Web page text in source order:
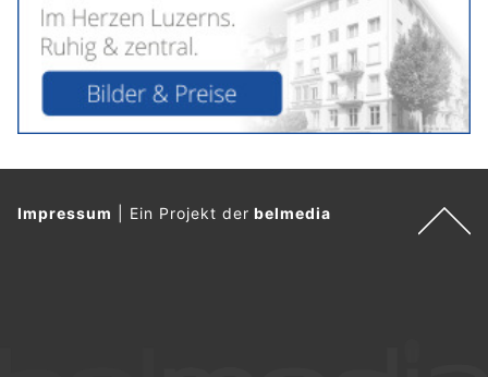
Impressum Ein Projekt derbelmedia